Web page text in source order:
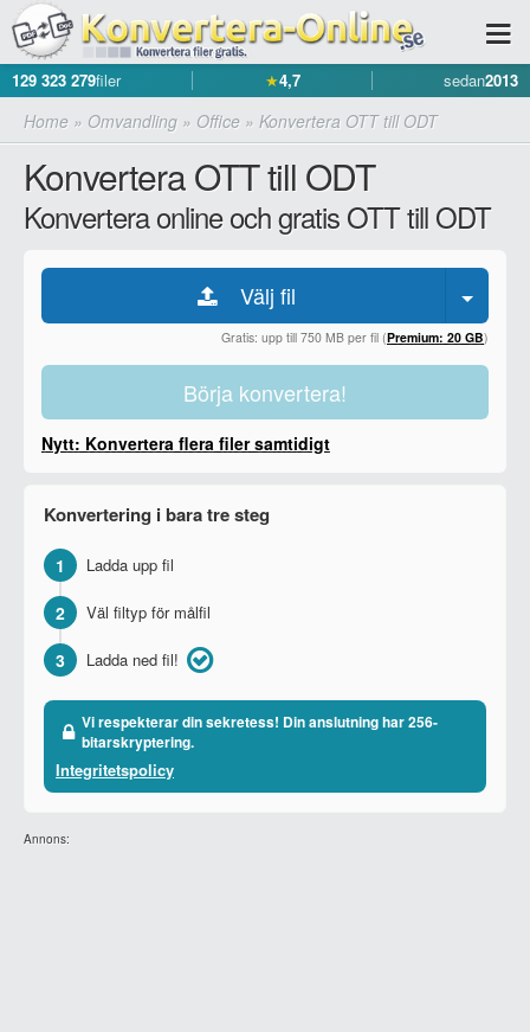
129 323 279filer ★4,7 sedan2013
Home » Omvandling » Office » Konvertera OTT till ODT
Konvertera OTT till ODT
Konvertera online och gratis OTT till ODT
Välj fil
Gratis: upp till 750 MB per fil (Premium: 20 GB)
Börja konvertera!
Nytt: Konvertera flera filer samtidigt
Konvertering i bara tre steg
1 Ladda upp fil
2 Väl filtyp för målfil
3 Ladda ned fil!
Vi respekterar din sekretess! Din anslutning har 256-
bitarskryptering.
Integritetspolicy
Annons: